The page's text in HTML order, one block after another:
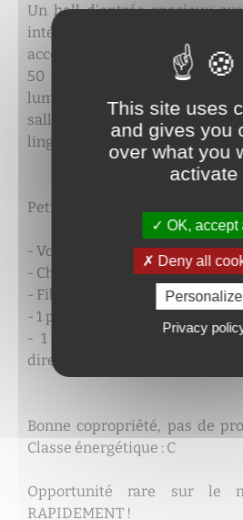
Un hall d'entrée spacieux
intégré, une cuisine ouverte
accès au jardin clôturé expo:
50 m2. Trois chambres
lumière dont une ayant un
salle de bain avec un
linge, ainsi qu'un WC séparé.
Petit plus :
- Volets électriques
- Chauffage au sol
- Fibre OK
- 1 place de parking privée
- 1 garage fermé avec
direct depuis l'appartement
Bonne copropriété, pas de
Classe énergétique : C
Opportunité rare sur le
RAPIDEMENT !
This site uses
and gives you
over what you
activate
OK, accept
Deny all
Personalize
Privacy